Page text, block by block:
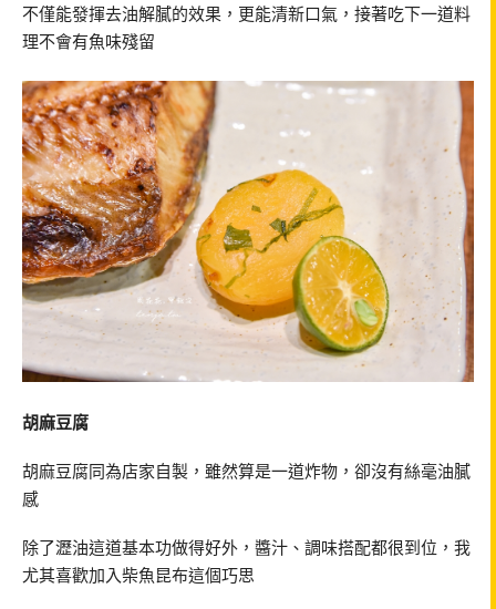
不僅能發揮去油解膩的效果，更能清新口氣，接著吃下一道料
理不會有魚味殘留
胡麻豆腐
胡麻豆腐同為店家自製，雖然算是一道炸物，卻沒有絲毫油膩
感
除了瀝油這道基本功做得好外，醬汁、調味搭配都很到位，我
尤其喜歡加入柴魚昆布這個巧思